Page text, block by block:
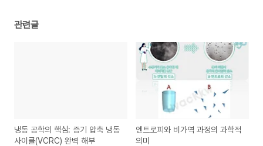
관련글
냉동 공학의 핵심: 증기 압축 냉동
사이클(VCRC) 완벽 해부
엔트로피와 비가역 과정의 과학적
의미